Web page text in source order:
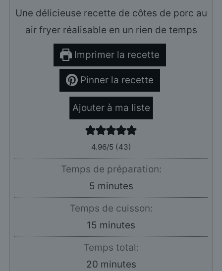
Une délicieuse recette de côtes de porc au
air fryer réalisable en un rien de temps
Imprimer la recette
Pinner la recette
Ajouter à ma liste
4.96/5 (43)
Temps de préparation:
5 minutes
minutes
Temps de cuisson:
15 minutes
minutes
Temps total:
20minutes
minutes